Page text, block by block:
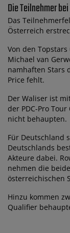
Die Teilnehmer
Das
Österreich
Von den
Michael van
namhaften Stars
Price fehlt.
Der Waliser ist
der PDC-Pro
nicht behaupten.
Für Deutschland
Deutschlands
Akteure dabei.
nehmen die
österreichischen
Hinzu kommen
Qualifier